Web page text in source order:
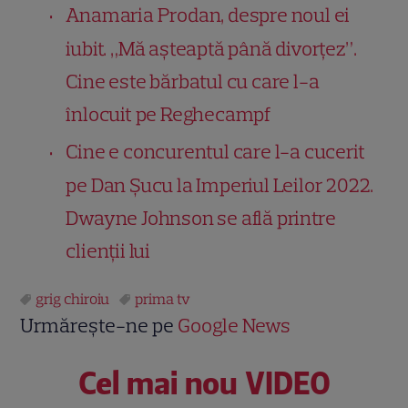
Anamaria Prodan, despre noul ei
iubit. „Mă așteaptă până divorțez”.
Cine este bărbatul cu care l-a
înlocuit pe Reghecampf
Cine e concurentul care l-a cucerit
pe Dan Șucu la Imperiul Leilor 2022.
Dwayne Johnson se află printre
clienții lui
grig chiroiu prima tv
Urmărește-ne pe Google News
Cel mai nou VIDEO